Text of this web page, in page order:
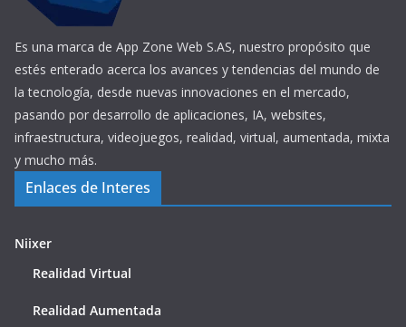
Es una marca de App Zone Web S.AS, nuestro propósito que
estés enterado acerca los avances y tendencias del mundo de
la tecnología, desde nuevas innovaciones en el mercado,
pasando por desarrollo de aplicaciones, IA, websites,
infraestructura, videojuegos, realidad, virtual, aumentada, mixta
y mucho más.
Enlaces de Interes
Niixer
Realidad Virtual
Realidad Aumentada